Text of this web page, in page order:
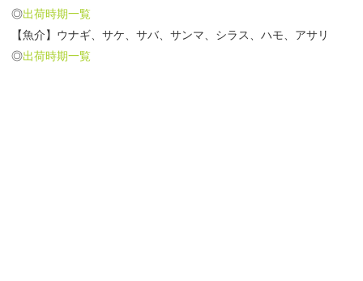
◎出荷時期一覧
【魚介】ウナギ、サケ、サバ、サンマ、シラス、ハモ、アサリ
◎出荷時期一覧